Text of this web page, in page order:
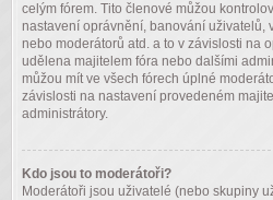
celým fórem. Tito členové můžou
nastavení oprávnění, banování uživatelů,
nebo moderátorů atd. a to v závislosti na
udělena majitelem fóra nebo dalšími
můžou mít ve všech fórech úplné
závislosti na nastavení provedeném
administrátory.
Kdo jsou to moderátoři?
Moderátoři jsou uživatelé (nebo skupiny